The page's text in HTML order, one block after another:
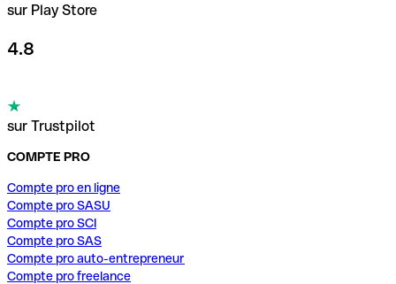
sur Play Store
4.8
sur Trustpilot
COMPTE PRO
Compte pro en ligne
Compte pro SASU
Compte pro SCI
Compte pro SAS
Compte pro auto-entrepreneur
Compte pro freelance